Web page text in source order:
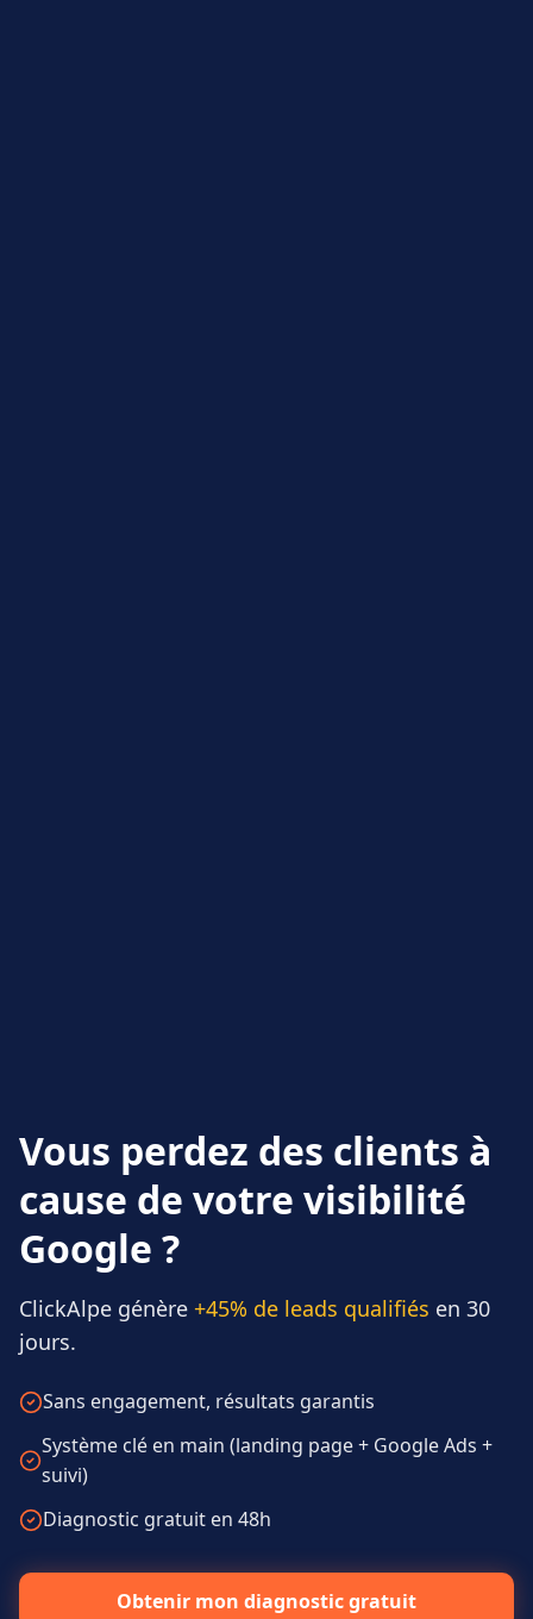
Vous perdez des clients à
cause de votre visibilité
Google ?
ClickAlpe génère +45% de leads qualifiés en 30
jours.
Sans engagement, résultats garantis
Système clé en main (landing page + Google Ads +
suivi)
Diagnostic gratuit en 48h
Obtenir mon diagnostic gratuit